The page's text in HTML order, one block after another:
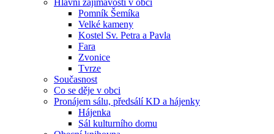
Hlavní zajímavosti v obci
Pomník Šemíka
Velké kameny
Kostel Sv. Petra a Pavla
Fara
Zvonice
Tvrze
Současnost
Co se děje v obci
Pronájem sálu, předsálí KD a hájenky
Hájenka
Sál kulturního domu